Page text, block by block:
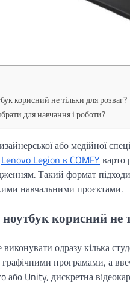
корисний не тільки для розваг?
для навчання і роботи?
або медійної
Lenovo Legion в COMFYварто
Такий формат
навчальними проєктами.
корисний не
одразу кілька
програмами, а
Unity, дискретна